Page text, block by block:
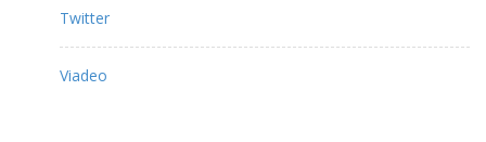
Twitter
Viadeo